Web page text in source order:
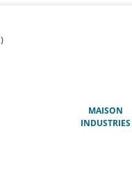
MAISON
INDUSTRIES